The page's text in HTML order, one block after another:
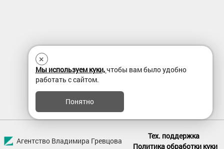
Агентство Владимира Гревцова
Тех. поддержка
Политика обработки куки
×
Мы используем куки,чтобы вам было удобно
работать с сайтом.
Понятно